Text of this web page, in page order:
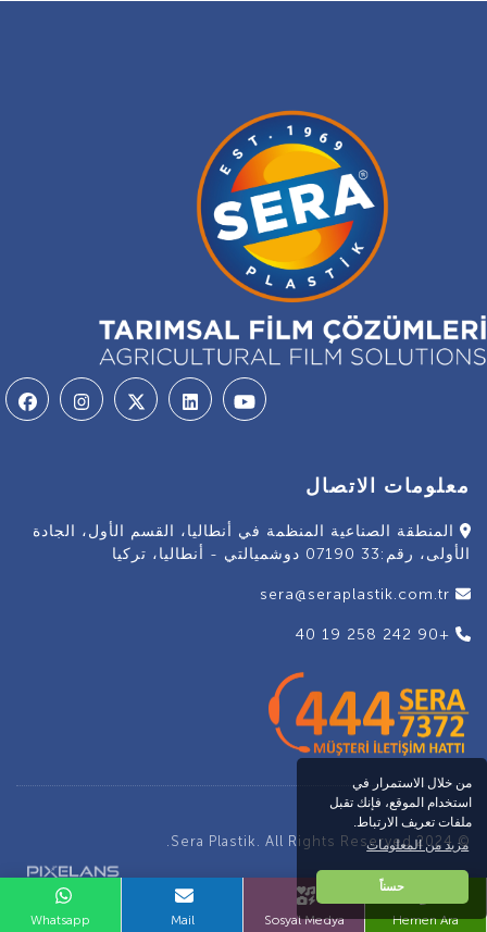
من خلال الاستمرار في
استخدام الموقع، فإنك تقبل
ملفات تعريف الارتباط.
مزيد من المعلومات
حسناً
معلومات الاتصال
المنطقة الصناعية المنظمة في أنطاليا، القسم الأول، الجادة
الأولى، رقم:33 07190 دوشميالتي - أنطاليا، تركيا
+90 242 258 19 40
© 2024 Sera Plastik. All Rights Reserved.
Hemen Ara
Sosyal Medya
Mail
Whatsapp